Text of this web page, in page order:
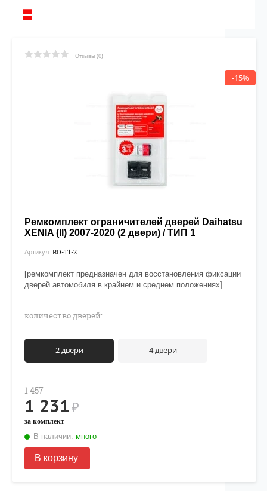
Отзывы (0)
-15%
Ремкомплект ограничителей дверей Daihatsu
XENIA (II) 2007-2020 (2 двери) / ТИП 1
Артикул: RD-T1-2
[ремкомплект предназначен для восстановления фиксации
дверей автомобиля в крайнем и среднем положениях]
количество дверей:
2 двери 4 двери
1 457
1 231 ₽
за комплект
В наличии: много
В корзину